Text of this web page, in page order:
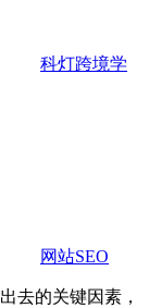
科灯跨境学
网站SEO
去的关键因素，